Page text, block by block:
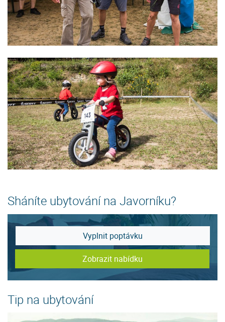
Sháníte ubytování na Javorníku?
Vyplnit poptávku
Zobrazit nabídku
Tip na ubytování